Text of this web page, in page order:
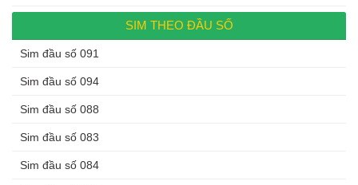
SIM THEO ĐẦU SỐ
Sim đầu số 091
Sim đầu số 094
Sim đầu số 088
Sim đầu số 083
Sim đầu số 084